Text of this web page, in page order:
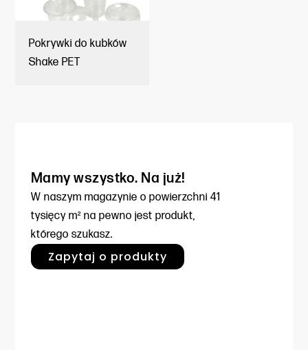
Pokrywki do kubków
Shake PET
Mamy wszystko. Na już!
W naszym magazynie o powierzchni 41
tysięcy m² na pewno jest produkt,
którego szukasz.
Zapytaj o produkty